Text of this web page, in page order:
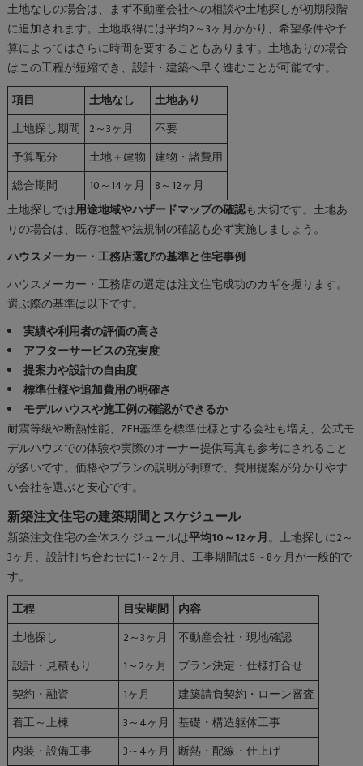
土地なしの場合は、まず不動産会社への相談や土地探しが初期段階
に追加されます。土地取得には平均2～3ヶ月かかり、希望条件や予
算によってはさらに時間を要することもあります。土地ありの場合
はこの工程が短縮でき、設計・建築へ早く進むことが可能です。
項目
土地なし
土地あり
土地探し期間 2～3ヶ月
不要
予算配分
土地＋建物 建物・諸費用
総合期間
10～14ヶ月
8～12ヶ月
土地探しでは用途地域やハザードマップの確認も大切です。土地あ
りの場合は、既存地盤や法規制の確認も必ず実施しましょう。
ハウスメーカー・工務店選びの基準と住宅事例
ハウスメーカー・工務店の選定は注文住宅成功のカギを握ります。
選ぶ際の基準は以下です。
実績や利用者の評価の高さ
アフターサービスの充実度
提案力や設計の自由度
標準仕様や追加費用の明確さ
モデルハウスや施工例の確認ができるか
耐震等級や断熱性能、ZEH基準を標準仕様とする会社も増え、公式モ
デルハウスでの体験や実際のオーナー提供写真も参考にされること
が多いです。価格やプランの説明が明瞭で、費用提案が分かりやす
い会社を選ぶと安心です。
新築注文住宅の建築期間とスケジュール
新築注文住宅の全体スケジュールは平均10～12ヶ月。土地探しに2～
3ヶ月、設計打ち合わせに1～2ヶ月、工事期間は6～8ヶ月が一般的で
す。
工程
目安期間 内容
土地探し
2～3ヶ月
不動産会社・現地確認
設計・見積もり
1～2ヶ月
プラン決定・仕様打合せ
契約・融資
1ヶ月
建築請負契約・ローン審査
着工～上棟
3～4ヶ月
基礎・構造躯体工事
内装・設備工事
3～4ヶ月
断熱・配線・仕上げ